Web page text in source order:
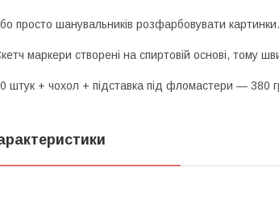
просто шанувальників розфарбовувати картинки.
маркери створені на спиртовій основі, тому
штук + чохол + підставка під фломастери — 380